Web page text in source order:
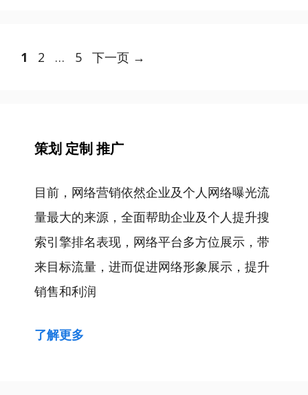
文
页
1
页
2 …
页
5 下一页 →
策划 定制 推广
目前，网络营销依然企业及个人网络曝光流
量最大的来源，全面帮助企业及个人提升搜
索引擎排名表现，网络平台多方位展示，带
来目标流量，进而促进网络形象展示，提升
销售和利润
了解更多